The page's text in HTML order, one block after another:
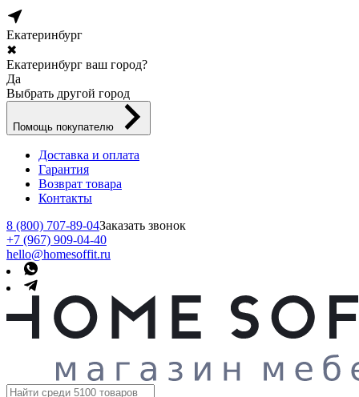
Екатеринбург
✖
Екатеринбург ваш город?
Да
Выбрать другой город
Помощь покупателю
Доставка и оплата
Гарантия
Возврат товара
Контакты
8 (800) 707-89-04Заказать звонок
+7 (967) 909-04-40
hello@homesoffit.ru